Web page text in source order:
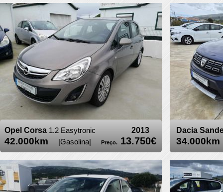
Dacia
Opel Corsa 1.2 Easytronic 2013
42.000km |Gasolina| Preço. 13.750€